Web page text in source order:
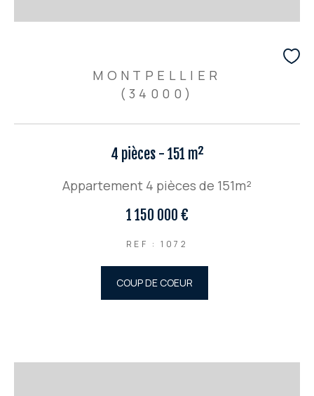
MONTPELLIER
(34000)
4 pièces - 151 m²
Appartement 4 pièces de 151m²
1 150 000 €
REF : 1072
COUP DE COEUR